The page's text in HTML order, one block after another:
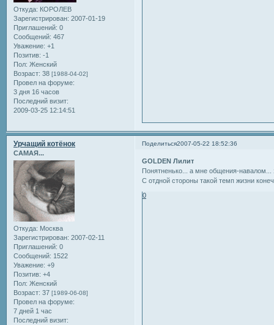
Откуда: КОРОЛЕВ
Зарегистрирован: 2007-01-19
Приглашений: 0
Сообщений: 467
Уважение: +1
Позитив: -1
Пол: Женский
Возраст: 38 [1988-04-02]
Провел на форуме:
3 дня 16 часов
Последний визит:
2009-03-25 12:14:51
Поделиться2007-05-22 18:52:36
Урчащий котёнок
САМАЯ...
Откуда: Москва
Зарегистрирован: 2007-02-11
Приглашений: 0
Сообщений: 1522
Уважение: +9
Позитив: +4
Пол: Женский
Возраст: 37 [1989-06-08]
Провел на форуме:
7 дней 1 час
Последний визит:
GOLDEN Лилит
Понятненько... а мне общения-навалом...
С отдной стороны такой темп жизни
0